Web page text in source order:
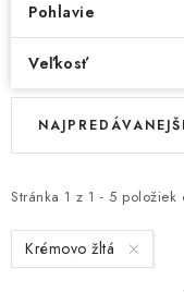
Pohlavie
Veľkosť
ý
i
s
p
Stránka 1 z 1 - 5 položiek
R
e
n
i Krémovo žltá